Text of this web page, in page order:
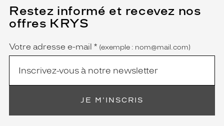
Restez informé et recevez nos
offres KRYS
Name
Votre adresse e-mail *
(Ce
champ
est
(exemple : nom@mail.com)
JE M'INSCRIS